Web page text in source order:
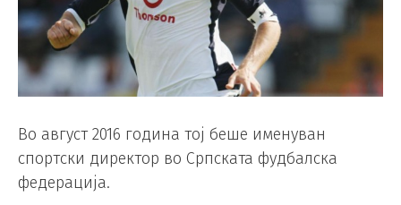
Во август 2016 година тој беше именуван
спортски директор во Српската фудбалска
федерација.